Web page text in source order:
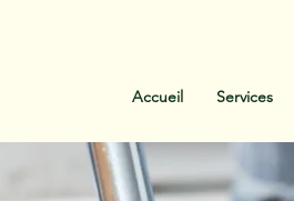
Accueil Services